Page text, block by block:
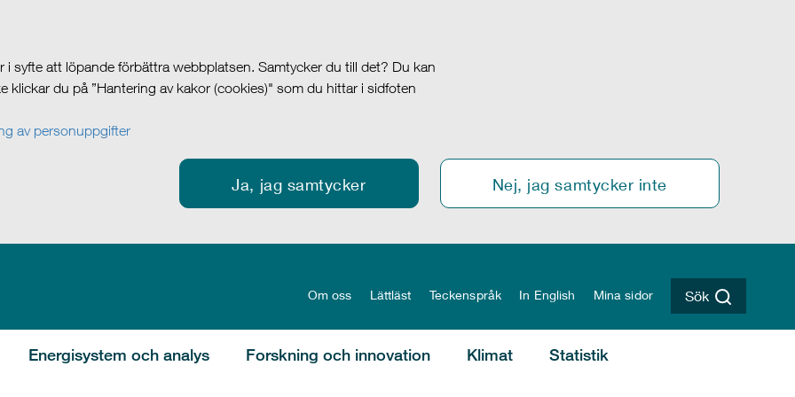
syfte att löpande förbättra webbplatsen. Samtycker du till det? Du kan
du på ”Hantering av kakor (cookies)" som du hittar i sidfoten
av personuppgifter
Ja, jag samtycker Nej, jag samtycker inte
Om oss Lättläst Teckenspråk In English Mina sidor Sök
Energisystem och analys Forskning och innovation Klimat Statistik